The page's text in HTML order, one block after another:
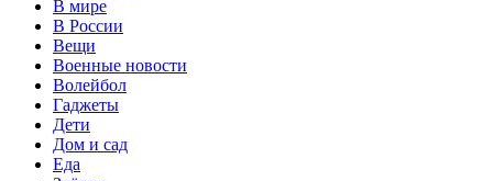
В мире
В России
Вещи
Военные новости
Волейбол
Гаджеты
Дети
Дом и сад
Еда